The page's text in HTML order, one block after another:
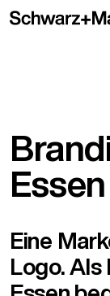
Essen
Eine
Logo.